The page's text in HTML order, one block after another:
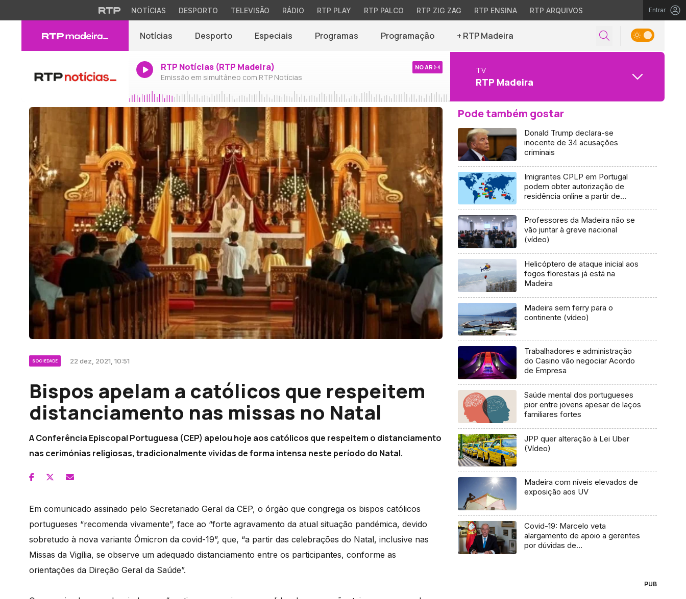
NOTÍCIAS DESPORTO TELEVISÃO RÁDIO RTP PLAY RTP PALCO RTP ZIG ZAG RTP ENSINA RTP ARQUIVOS Entrar
Notícias Desporto Especiais Programas Programação + RTP Madeira
RTP Notícias (RTP Madeira)
Emissão em simultâneo com RTP Notícias
NO AR TV
RTP Madeira
SOCIEDADE 22 dez, 2021, 10:51
Bispos apelam a católicos que respeitem
distanciamento nas missas no Natal
A Conferência Episcopal Portuguesa (CEP) apelou hoje aos católicos que respeitem o distanciamento
nas cerimónias religiosas, tradicionalmente vividas de forma intensa neste período do Natal.
Em comunicado assinado pelo Secretariado Geral da CEP, o órgão que congrega os bispos católicos
portugueses “recomenda vivamente”, face ao “forte agravamento da atual situação pandémica, devido
sobretudo à nova variante Ómicron da covid-19”, que, “a partir das celebrações do Natal, inclusive nas
Missas da Vigília, se observe um adequado distanciamento entre os participantes, conforme as
orientações da Direção Geral da Saúde”.
Pode também gostar
Donald Trump declara-se
inocente de 34 acusações
criminais
Imigrantes CPLP em Portugal
podem obter autorização de
residência online a partir de
Professores da Madeira não se
vão juntar à greve nacional
(vídeo)
Helicóptero de ataque inicial aos
fogos florestais já está na
Madeira
Madeira sem ferry para o
continente (vídeo)
Trabalhadores e administração
do Casino vão negociar Acordo
de Empresa
Saúde mental dos portugueses
pior entre jovens apesar de laços
familiares fortes
JPP quer alteração à Lei Uber
(Vídeo)
Madeira com níveis elevados de
exposição aos UV
Covid-19: Marcelo veta
alargamento de apoio a gerentes
por dúvidas de
PUB